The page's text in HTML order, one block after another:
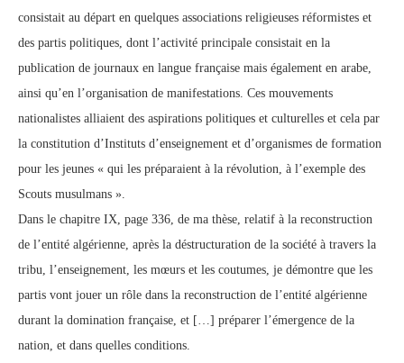
consistait au départ en quelques associations religieuses réformistes et
des partis politiques, dont l’activité principale consistait en la
publication de journaux en langue française mais également en arabe,
ainsi qu’en l’organisation de manifestations. Ces mouvements
nationalistes alliaient des aspirations politiques et culturelles et cela par
la constitution d’Instituts d’enseignement et d’organismes de formation
pour les jeunes « qui les préparaient à la révolution, à l’exemple des
Scouts musulmans ».
Dans le chapitre IX, page 336, de ma thèse, relatif à la reconstruction
de l’entité algérienne, après la déstructuration de la société à travers la
tribu, l’enseignement, les mœurs et les coutumes, je démontre que les
partis vont jouer un rôle dans la reconstruction de l’entité algérienne
durant la domination française, et […] préparer l’émergence de la
nation, et dans quelles conditions.